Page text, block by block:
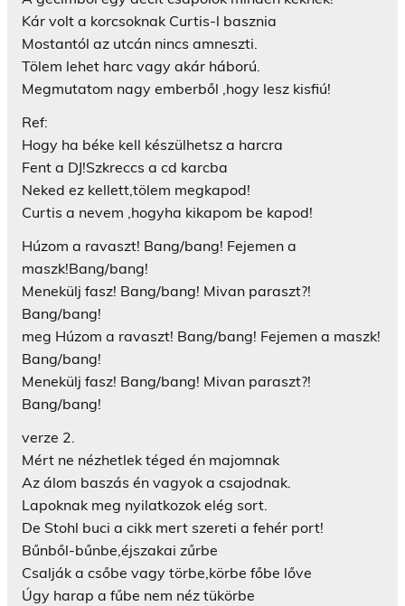
Kár volt a korcsoknak Curtis-l basznia
Mostantól az utcán nincs amneszti.
Tölem lehet harc vagy akár háború.
Megmutatom nagy emberből ,hogy lesz kisfiú!
Ref:
Hogy ha béke kell készülhetsz a harcra
Fent a DJ!Szkreccs a cd karcba
Neked ez kellett,tölem megkapod!
Curtis a nevem ,hogyha kikapom be kapod!
Húzom a ravaszt! Bang/bang! Fejemen a
maszk!Bang/bang!
Menekülj fasz! Bang/bang! Mivan paraszt?!
Bang/bang!
meg Húzom a ravaszt! Bang/bang! Fejemen a maszk!
Bang/bang!
Menekülj fasz! Bang/bang! Mivan paraszt?!
Bang/bang!
verze 2.
Mért ne nézhetlek téged én majomnak
Az álom baszás én vagyok a csajodnak.
Lapoknak meg nyilatkozok elég sort.
De Stohl buci a cikk mert szereti a fehér port!
Bűnből-bűnbe,éjszakai zűrbe
Csalják a csőbe vagy törbe,körbe főbe lőve
Úgy harap a fűbe nem néz tükörbe